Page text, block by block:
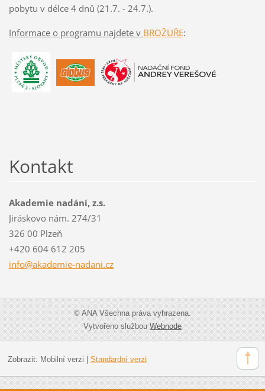
pobytu v délce 4 dnů (21.7. - 24.7.).
Informace o programu najdete v BROŽUŘE:
Kontakt
Akademie nadání, z.s.
Jiráskovo nám. 274/31
326 00 Plzeň
+420 604 612 205
info@akademie-nadani.cz
© ANA Všechna práva vyhrazena.
Vytvořeno službouWebnode
Zobrazit: Mobilní verzi | Standardní verzi